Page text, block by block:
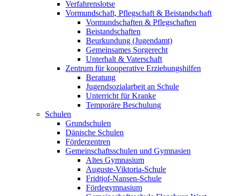
Verfahrenslotse
Vormundschaft, Pflegschaft & Beistandschaft
Vormundschaften & Pflegschaften
Beistandschaften
Beurkundung (Jugendamt)
Gemeinsames Sorgerecht
Unterhalt & Vaterschaft
Zentrum für kooperative Erziehungshilfen
Beratung
Jugendsozialarbeit an Schule
Unterricht für Kranke
Temporäre Beschulung
Schulen
Grundschulen
Dänische Schulen
Förderzentren
Gemeinschaftsschulen und Gymnasien
Altes Gymnasium
Auguste-Viktoria-Schule
Fridtjof-Nansen-Schule
Fördegymnasium